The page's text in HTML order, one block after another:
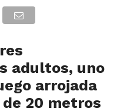
adultos, uno
arrojada
20 metros